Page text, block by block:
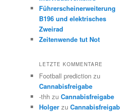
Führerscheinerweiterung
B196 und elektrisches
Zweirad
Zeitenwende tut Not
LETZTE KOMMENTARE
Football prediction zu
Cannabisfreigabe
-thh zu Cannabisfreigabe
Holger zu